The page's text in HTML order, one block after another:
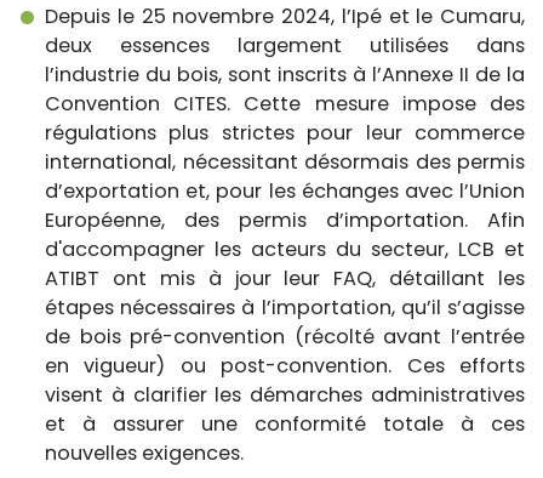
Depuis le 25 novembre 2024, l’Ipé et le Cumaru,
deux essences largement utilisées dans
l’industrie du bois, sont inscrits à l’Annexe II de la
Convention CITES. Cette mesure impose des
régulations plus strictes pour leur commerce
international, nécessitant désormais des permis
d’exportation et, pour les échanges avec l’Union
Européenne, des permis d’importation. Afin
d'accompagner les acteurs du secteur, LCB et
ATIBT ont mis à jour leur FAQ, détaillant les
étapes nécessaires à l’importation, qu’il s’agisse
de bois pré-convention (récolté avant l’entrée
en vigueur) ou post-convention. Ces efforts
visent à clarifier les démarches administratives
et à assurer une conformité totale à ces
nouvelles exigences.